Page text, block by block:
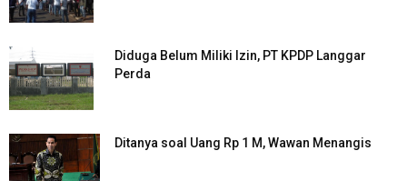
Diduga Belum Miliki Izin, PT KPDP Langgar
Perda
Ditanya soal Uang Rp 1 M, Wawan Menangis